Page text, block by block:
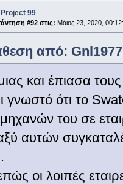
99
#92 στις: Μάιος 23, 2020,
από: Gnl1977
και έπιασα
γνωστό ότι το
του σε
αυτών
οι λοιπές